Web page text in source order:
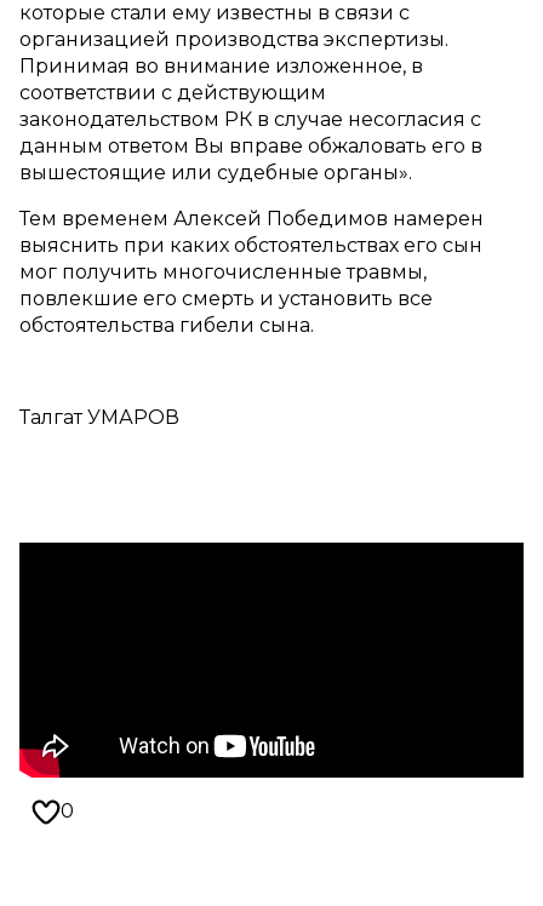
которые стали ему известны в связи с
организацией производства экспертизы.
Принимая во внимание изложенное, в
соответствии с действующим
законодательством РК в случае несогласия с
данным ответом Вы вправе обжаловать его в
вышестоящие или судебные органы».
Тем временем Алексей Победимов намерен
выяснить при каких обстоятельствах его сын
мог получить многочисленные травмы,
повлекшие его смерть и установить все
обстоятельства гибели сына.
Талгат УМАРОВ
0